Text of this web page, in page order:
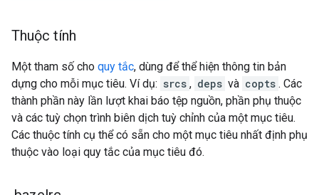
Thuộc tính
Một tham số cho quy tắc, dùng để thể hiện thông tin bản
dựng cho mỗi mục tiêu. Ví dụ: srcs , deps và copts . Các
thành phần này lần lượt khai báo tệp nguồn, phần phụ thuộc
và các tuỳ chọn trình biên dịch tuỳ chỉnh của một mục tiêu.
Các thuộc tính cụ thể có sẵn cho một mục tiêu nhất định phụ
thuộc vào loại quy tắc của mục tiêu đó.